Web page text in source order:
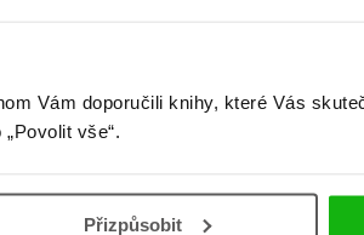
Vám doporučili knihy, které Vás
vše“.
Přizpůsobit
#HumbookNews